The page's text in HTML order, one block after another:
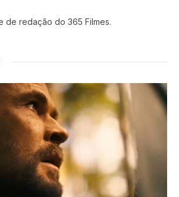
de redação do 365 Filmes.